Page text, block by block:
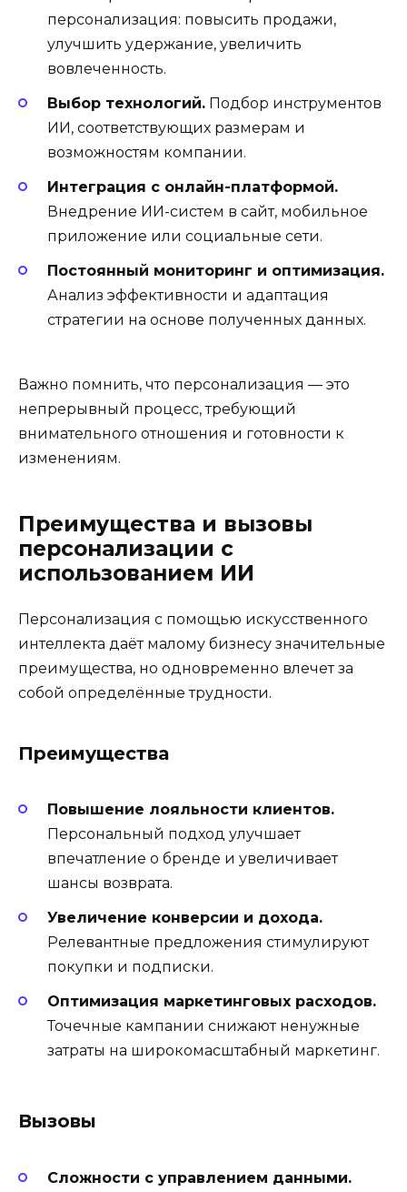
персонализация: повысить продажи,
улучшить удержание, увеличить
вовлеченность.
Выбор технологий. Подбор инструментов
ИИ, соответствующих размерам и
возможностям компании.
Интеграция с онлайн-платформой.
Внедрение ИИ-систем в сайт, мобильное
приложение или социальные сети.
Постоянный мониторинг и оптимизация.
Анализ эффективности и адаптация
стратегии на основе полученных данных.
Важно помнить, что персонализация — это
непрерывный процесс, требующий
внимательного отношения и готовности к
изменениям.
Преимущества и вызовы
персонализации с
использованием ИИ
Персонализация с помощью искусственного
интеллекта даёт малому бизнесу значительные
преимущества, но одновременно влечет за
собой определённые трудности.
Преимущества
Повышение лояльности клиентов.
Персональный подход улучшает
впечатление о бренде и увеличивает
шансы возврата.
Увеличение конверсии и дохода.
Релевантные предложения стимулируют
покупки и подписки.
Оптимизация маркетинговых расходов.
Точечные кампании снижают ненужные
затраты на широкомасштабный маркетинг.
Вызовы
Сложности с управлением данными.